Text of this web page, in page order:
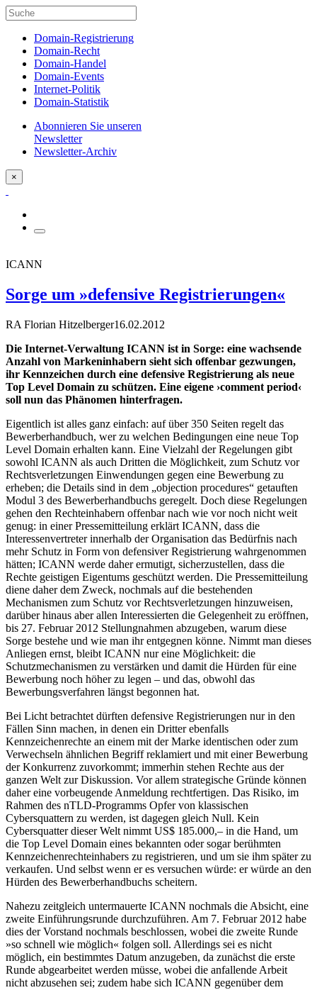
Domain-Registrierung
Domain-Recht
Domain-Handel
Domain-Events
Internet-Politik
Domain-Statistik
Abonnieren Sie unseren
Newsletter
Newsletter-Archiv
×
ICANN
Sorge um »defensive Registrierungen«
RA Florian Hitzelberger16.02.2012
Die Internet-Verwaltung ICANN ist in Sorge: eine wachsende
Anzahl von Markeninhabern sieht sich offenbar gezwungen,
ihr Kennzeichen durch eine defensive Registrierung als neue
Top Level Domain zu schützen. Eine eigene ›comment period‹
soll nun das Phänomen hinterfragen.
Eigentlich ist alles ganz einfach: auf über 350 Seiten regelt das
Bewerberhandbuch, wer zu welchen Bedingungen eine neue Top
Level Domain erhalten kann. Eine Vielzahl der Regelungen gibt
sowohl ICANN als auch Dritten die Möglichkeit, zum Schutz vor
Rechtsverletzungen Einwendungen gegen eine Bewerbung zu
erheben; die Details sind in dem „objection procedures“ getauften
Modul 3 des Bewerberhandbuchs geregelt. Doch diese Regelungen
gehen den Rechteinhabern offenbar nach wie vor noch nicht weit
genug: in einer Pressemitteilung erklärt ICANN, dass die
Interessenvertreter innerhalb der Organisation das Bedürfnis nach
mehr Schutz in Form von defensiver Registrierung wahrgenommen
hätten; ICANN werde daher ermutigt, sicherzustellen, dass die
Rechte geistigen Eigentums geschützt werden. Die Pressemitteilung
diene daher dem Zweck, nochmals auf die bestehenden
Mechanismen zum Schutz vor Rechtsverletzungen hinzuweisen,
darüber hinaus aber allen Interessierten die Gelegenheit zu eröffnen,
bis 27. Februar 2012 Stellungnahmen abzugeben, warum diese
Sorge bestehe und wie man ihr entgegnen könne. Nimmt man dieses
Anliegen ernst, bleibt ICANN nur eine Möglichkeit: die
Schutzmechanismen zu verstärken und damit die Hürden für eine
Bewerbung noch höher zu legen – und das, obwohl das
Bewerbungsverfahren längst begonnen hat.
Bei Licht betrachtet dürften defensive Registrierungen nur in den
Fällen Sinn machen, in denen ein Dritter ebenfalls
Kennzeichenrechte an einem mit der Marke identischen oder zum
Verwechseln ähnlichen Begriff reklamiert und mit einer Bewerbung
der Konkurrenz zuvorkommt; immerhin stehen Rechte aus der
ganzen Welt zur Diskussion. Vor allem strategische Gründe können
daher eine vorbeugende Anmeldung rechtfertigen. Das Risiko, im
Rahmen des nTLD-Programms Opfer von klassischen
Cybersquattern zu werden, ist dagegen gleich Null. Kein
Cybersquatter dieser Welt nimmt US$ 185.000,– in die Hand, um
die Top Level Domain eines bekannten oder sogar berühmten
Kennzeichenrechteinhabers zu registrieren, und um sie ihm später zu
verkaufen. Und selbst wenn er es versuchen würde: er würde an den
Hürden des Bewerberhandbuchs scheitern.
Nahezu zeitgleich untermauerte ICANN nochmals die Absicht, eine
zweite Einführungsrunde durchzuführen. Am 7. Februar 2012 habe
dies der Vorstand nochmals beschlossen, wobei die zweite Runde
»so schnell wie möglich« folgen soll. Allerdings sei es nicht
möglich, ein bestimmtes Datum anzugeben, da zunächst die erste
Runde abgearbeitet werden müsse, wobei die anfallende Arbeit
nicht abzusehen sei; zudem habe sich ICANN gegenüber dem